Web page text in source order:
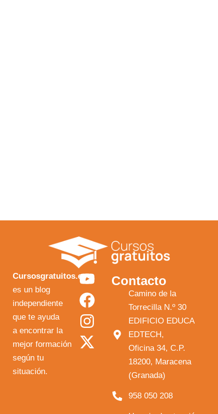
Cursosgratuitos.es
es un blog
independiente
que te ayuda
a encontrar la
mejor formación
según tu
situación.
Y
o
u
t
u
F
a
c
e
b
I
n
s
t
a
X
-
t
w
i
Contacto
Camino de la
Torrecilla N.º 30
EDIFICIO EDUCA
EDTECH,
Oficina 34, C.P.
18200, Maracena
(Granada)
958 050 208